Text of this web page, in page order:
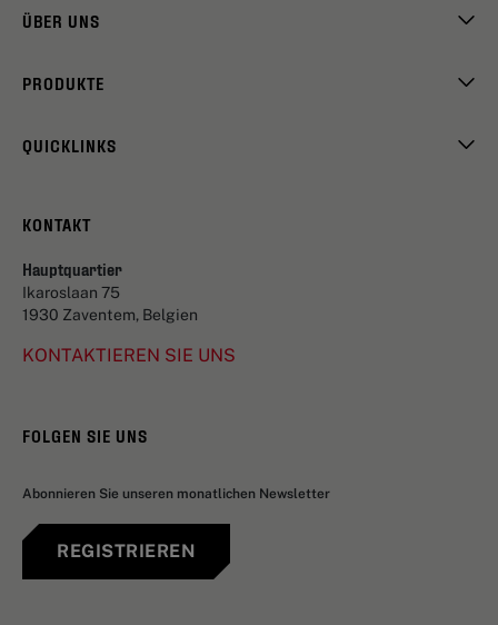
ÜBER UNS
PRODUKTE
QUICKLINKS
KONTAKT
Hauptquartier
Ikaroslaan 75
1930 Zaventem, Belgien
KONTAKTIEREN SIE UNS
FOLGEN SIE UNS
Abonnieren Sie unseren monatlichen Newsletter
REGISTRIEREN